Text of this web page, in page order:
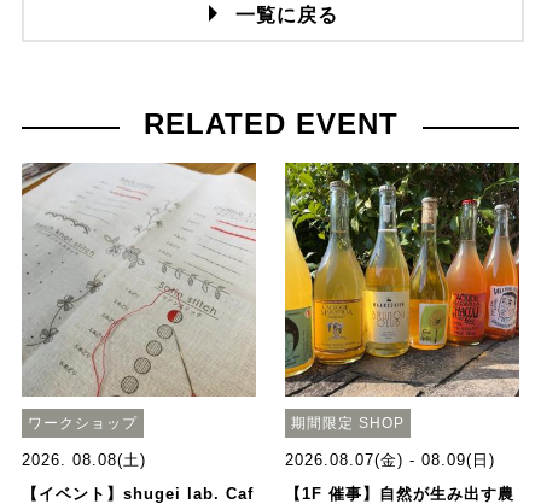
一覧に戻る
RELATED EVENT
ワークショップ
2026. 08.08(土)
【イベント】shugei lab. Caf
期間限定 SHOP
2026.08.07(金) - 08.09(日)
【1F 催事】自然が生み出す農